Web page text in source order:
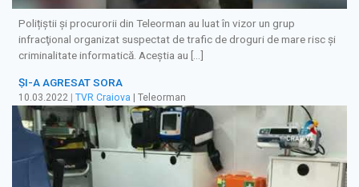
Polițiștii şi procurorii din Teleorman au luat în vizor un grup
infracţional organizat suspectat de trafic de droguri de mare risc şi
criminalitate informatică. Aceştia au […]
ŞI-A AGRESAT SORA
10.03.2022 TVR Craiova | Teleorman